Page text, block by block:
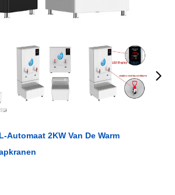
Automaat 2KW Van De Warm